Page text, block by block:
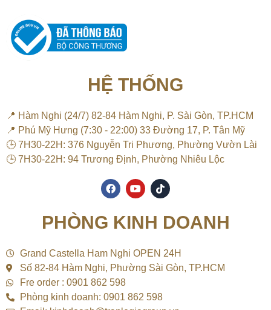
HỆ THỐNG
📍 Hàm Nghi (24/7) 82-84 Hàm Nghi, P. Sài Gòn, TP.HCM
📍 Phú Mỹ Hưng (7:30 - 22:00) 33 Đường 17, P. Tân Mỹ
🕒 7H30-22H: 376 Nguyễn Tri Phương, Phường Vườn Lài
🕒 7H30-22H: 94 Trương Định, Phường Nhiêu Lộc
F
a
o
k
Y
o
u
b
T
i
k
PHÒNG KINH DOANH
Grand Castella Ham Nghi OPEN 24H
Số 82-84 Hàm Nghi, Phường Sài Gòn, TP.HCM
Fre order : 0901 862 598
Phòng kinh doanh: 0901 862 598